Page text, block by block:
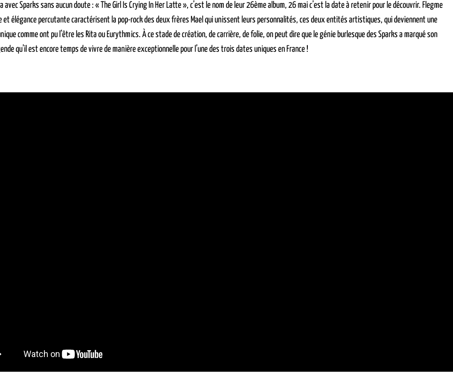
avec Sparks sans aucun doute : « The Girl Is Crying In Her Latte », c’est le nom de leur 26ème album, 26 mai c’est la date à retenir pour le découvrir. Flegme
et élégance percutante caractérisent la pop-rock des deux frères Mael qui unissent leurs personnalités, ces deux entités artistiques, qui deviennent une
comme ont pu l’être les Rita ou Eurythmics. À ce stade de création, de carrière, de folie, on peut dire que le génie burlesque des Sparks a marqué son
qu’il est encore temps de vivre de manière exceptionnelle pour l’une des trois dates uniques en France !